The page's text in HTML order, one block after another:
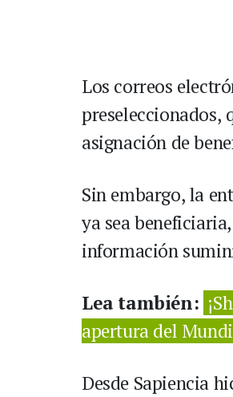
Los correos
preseleccionados,
asignación de
Sin embargo, la
ya sea
información
Lea también:
apertura del
Desde Sapiencia